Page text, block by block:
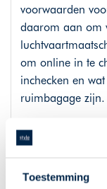
Toestemming
voorwaarden
daarom aan om
om online in te
inchecken en
ruimbagage zijn.
Autohuur
Meer informatie